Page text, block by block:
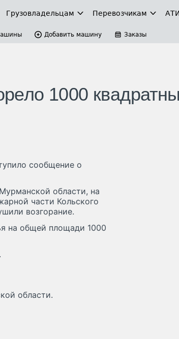
Грузовладельцам Перевозчикам
Добавить машину Заказы
1000
сообщение о
области, на
части Кольского
возгорание.
на общей площади 1000
области.